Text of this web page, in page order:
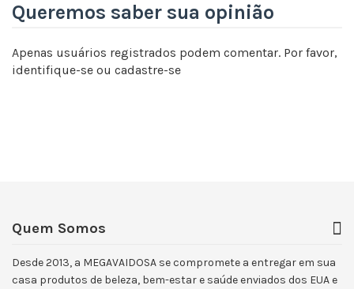
Queremos saber sua opinião
Apenas usuários registrados podem comentar. Por favor,
identifique-se ou cadastre-se
Quem Somos
Desde 2013, a MEGAVAIDOSA se compromete a entregar em sua
casa produtos de beleza, bem-estar e saúde enviados dos EUA e